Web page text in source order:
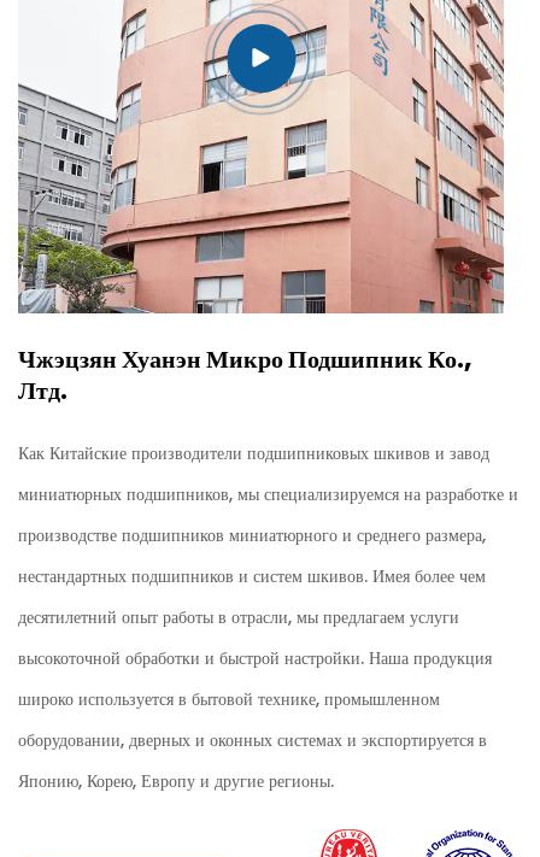
Чжэцзян Хуанэн Микро Подшипник Ко.,
Лтд.
Как Китайские производители подшипниковых шкивов и завод
миниатюрных подшипников, мы специализируемся на разработке и
производстве подшипников миниатюрного и среднего размера,
нестандартных подшипников и систем шкивов. Имея более чем
десятилетний опыт работы в отрасли, мы предлагаем услуги
высокоточной обработки и быстрой настройки. Наша продукция
широко используется в бытовой технике, промышленном
оборудовании, дверных и оконных системах и экспортируется в
Японию, Корею, Европу и другие регионы.